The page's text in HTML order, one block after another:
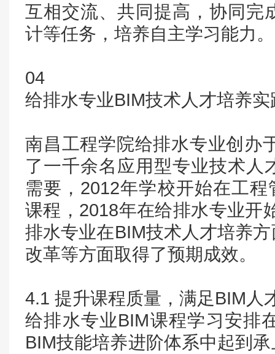
互相交流、共同提高，协同完
计等任务，培养自主学习能力。
04
给排水专业BIM技术人才培养实
南昌工程学院给排水专业创办
了一千余名应用型专业技术人
需要，2012年学校开始在工
课程，2018年在给排水专业开
排水专业在BIM技术人才培养
改革等方面取得了预期成效。
4.1 提升课程质量，满足BIM人
给排水专业BIM课程学习安排
BIM技能培养进阶体系中起到